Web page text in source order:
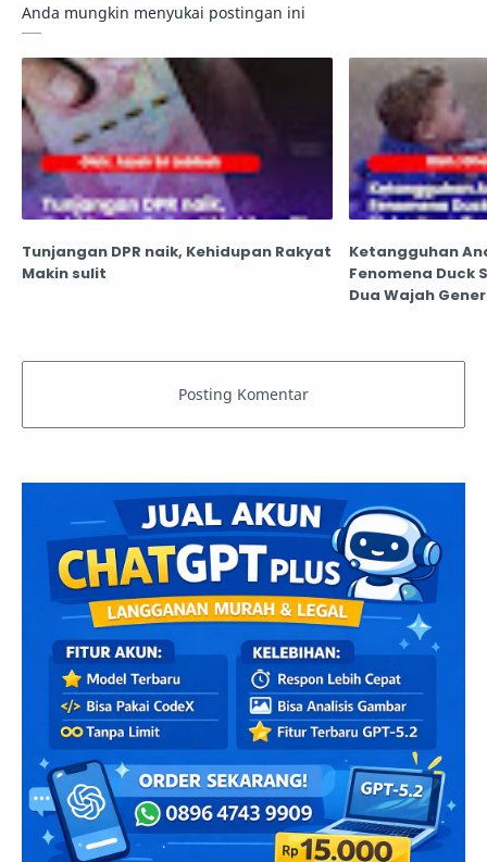
Anda mungkin menyukai postingan ini
Tunjangan DPR naik, Kehidupan Rakyat
Makin sulit
Ketangguhan
Fenomena Duck
Dua Wajah